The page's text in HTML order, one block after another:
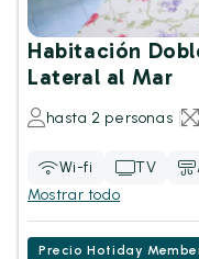
Habitación
Lateral al Mar
hasta 2 personas
Wi-fi TV
Mostrar todo
Precio Hotiday